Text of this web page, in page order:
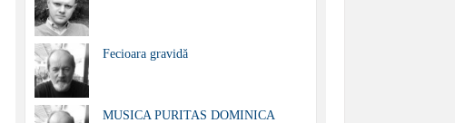
Fecioara gravidă
MUSICA PURITAS DOMINICA